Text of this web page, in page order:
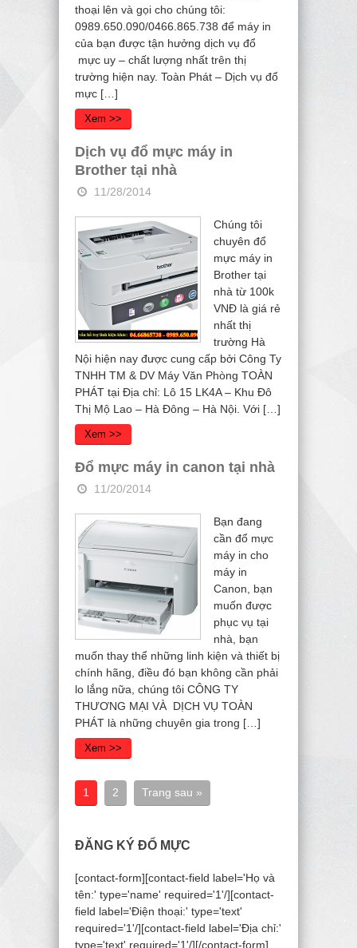
thoại lên và gọi cho chúng tôi:
0989.650.090/0466.865.738 để máy in
của bạn được tận hưởng dịch vụ đổ
mực uy – chất lượng nhất trên thị
trường hiện nay. Toàn Phát – Dịch vụ đổ
mực […]
Xem >>
Dịch vụ đổ mực máy in
Brother tại nhà
11/28/2014
Chúng tôi
chuyên đổ
mực máy in
Brother tại
nhà từ 100k
VNĐ là giá rẻ
nhất thị
trường Hà
Nội hiện nay được cung cấp bởi Công Ty
TNHH TM & DV Máy Văn Phòng TOÀN
PHÁT tại Địa chỉ: Lô 15 LK4A – Khu Đô
Thị Mộ Lao – Hà Đông – Hà Nội. Với […]
Xem >>
Đổ mực máy in canon tại nhà
11/20/2014
Bạn đang
cần đổ mực
máy in cho
máy in
Canon, bạn
muốn được
phục vụ tại
nhà, bạn
muốn thay thể những linh kiện và thiết bị
chính hãng, điều đó bạn không cần phải
lo lắng nữa, chúng tôi CÔNG TY
THƯƠNG MẠI VÀ DỊCH VỤ TOÀN
PHÁT là những chuyên gia trong […]
Xem >>
1 2 Trang sau »
ĐĂNG KÝ ĐỔ MỰC
[contact-form][contact-field label='Họ và
tên:' type='name' required='1'/][contact-
field label='Điện thoại:' type='text'
required='1'/][contact-field label='Địa chỉ:'
type='text' required='1'/][/contact-form]